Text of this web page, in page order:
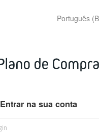
Português
Entrar na sua conta